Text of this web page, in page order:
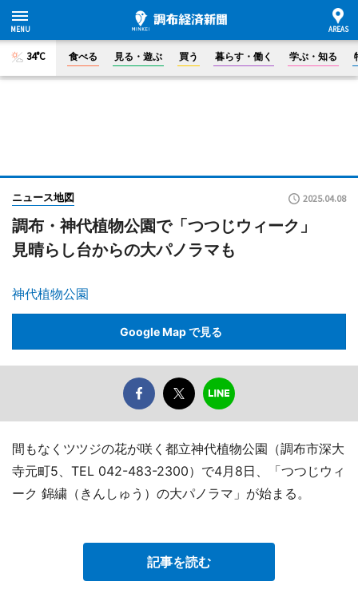
34°C 食べる 見る・遊ぶ 買う 暮らす・働く 学ぶ・知る
ニュース地図 2025.04.08
調布・神代植物公園で「つつじウィーク」
見晴らし台からの大パノラマも
神代植物公園
Google Map で見る
間もなくツツジの花が咲く都立神代植物公園（調布市深大
寺元町5、TEL 042-483-2300）で4月8日、「つつじウィ
ーク 錦繍（きんしゅう）の大パノラマ」が始まる。
記事を読む